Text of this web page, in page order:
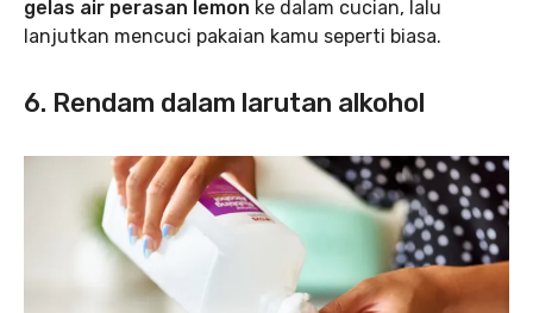
gelas air perasan lemon ke dalam cucian, lalu
lanjutkan mencuci pakaian kamu seperti biasa.
6. Rendam dalam larutan alkohol